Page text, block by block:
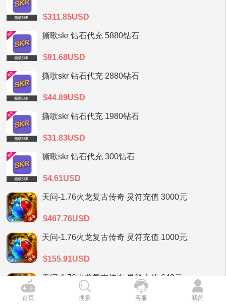
$311.85USD
撕歌skr 钻石代充 5880钻石
$91.68USD
撕歌skr 钻石代充 2880钻石
$44.89USD
撕歌skr 钻石代充 1980钻石
$31.83USD
撕歌skr 钻石代充 300钻石
$4.61USD
天问-1.76火龙复古传奇 灵符充值 3000元
$467.76USD
天问-1.76火龙复古传奇 灵符充值 1000元
$155.91USD
天问-1.76火龙复古传奇 灵符充值 648元
$101.04USD
首页 搜索 客服 我的